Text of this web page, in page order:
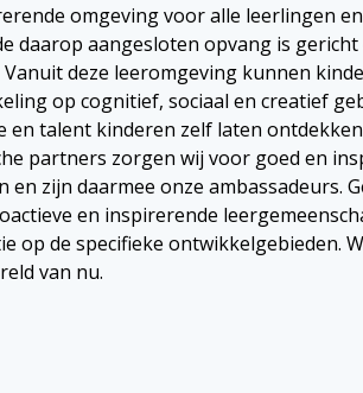
omgeving voor alle leerlingen
daarop aangesloten opvang is
deze leeromgeving kunnen
op cognitief, sociaal en creatief
en talent kinderen zelf laten
partners zorgen wij voor goed en
zijn daarmee onze ambassadeurs.
en inspirerende
op de specifieke ontwikkelgebieden.
van nu.